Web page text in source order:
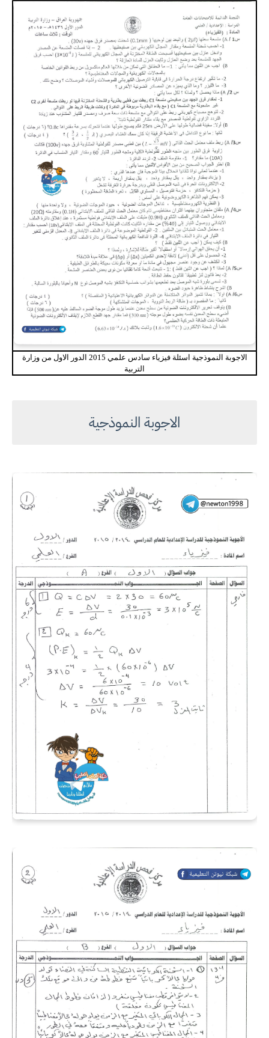
الاجوبة النموذجية اسئلة فيزياء سادس علمي 2015 الدور الاول من وزارة
التربية
الاجوبة النموذجية